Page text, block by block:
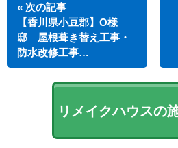
« 次の記事
【香川県小豆郡】O様
邸 屋根葺き替え工事・
防水改修工事…
リメイクハウスの